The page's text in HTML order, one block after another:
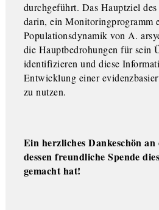
durchgeführt. Das Hauptziel
darin, ein Monitoringprogramm
Populationsdynamik von A.
die Hauptbedrohungen für sein
identifizieren und diese
Entwicklung einer
zu nutzen.
Ein herzliches Dankeschön
dessen freundliche Spende
gemacht hat!